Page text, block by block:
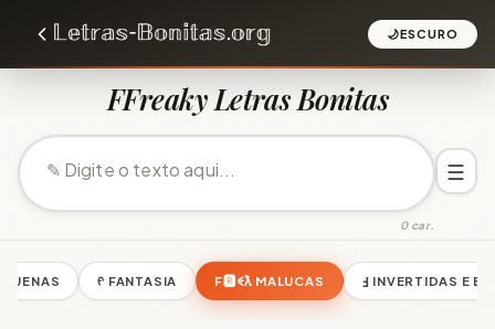
🌙ESCURO
FFreaky Letras Bonitas
0 car.
☰
ᠻ FANTASIA F🆁ꈼƛ MALUCAS Ⅎ INVERTIDAS E